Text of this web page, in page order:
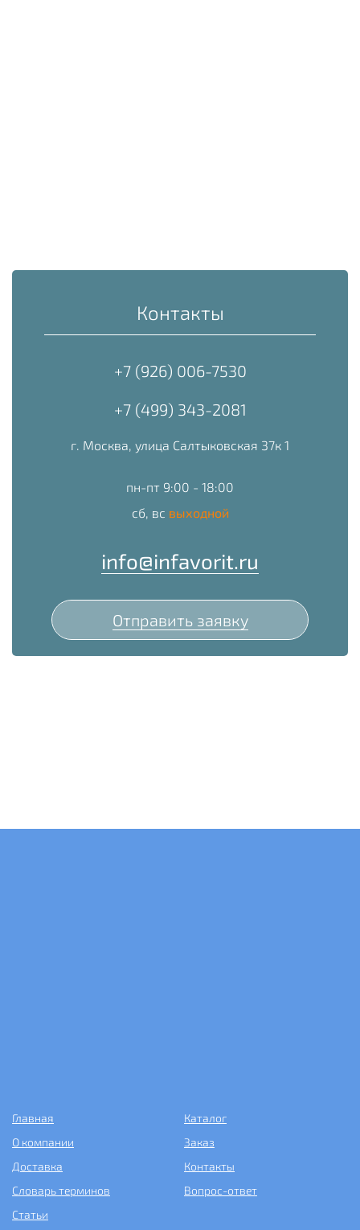
Контакты
+7 (926) 006-7530
+7 (499) 343-2081
г. Москва, улица Салтыковская 37к 1
пн-пт 9:00 - 18:00
сб, вс выходной
info@infavorit.ru
Отправить заявку
Главная
Каталог
О компании
Заказ
Доставка
Контакты
Словарь терминов
Вопрос-ответ
Статьи